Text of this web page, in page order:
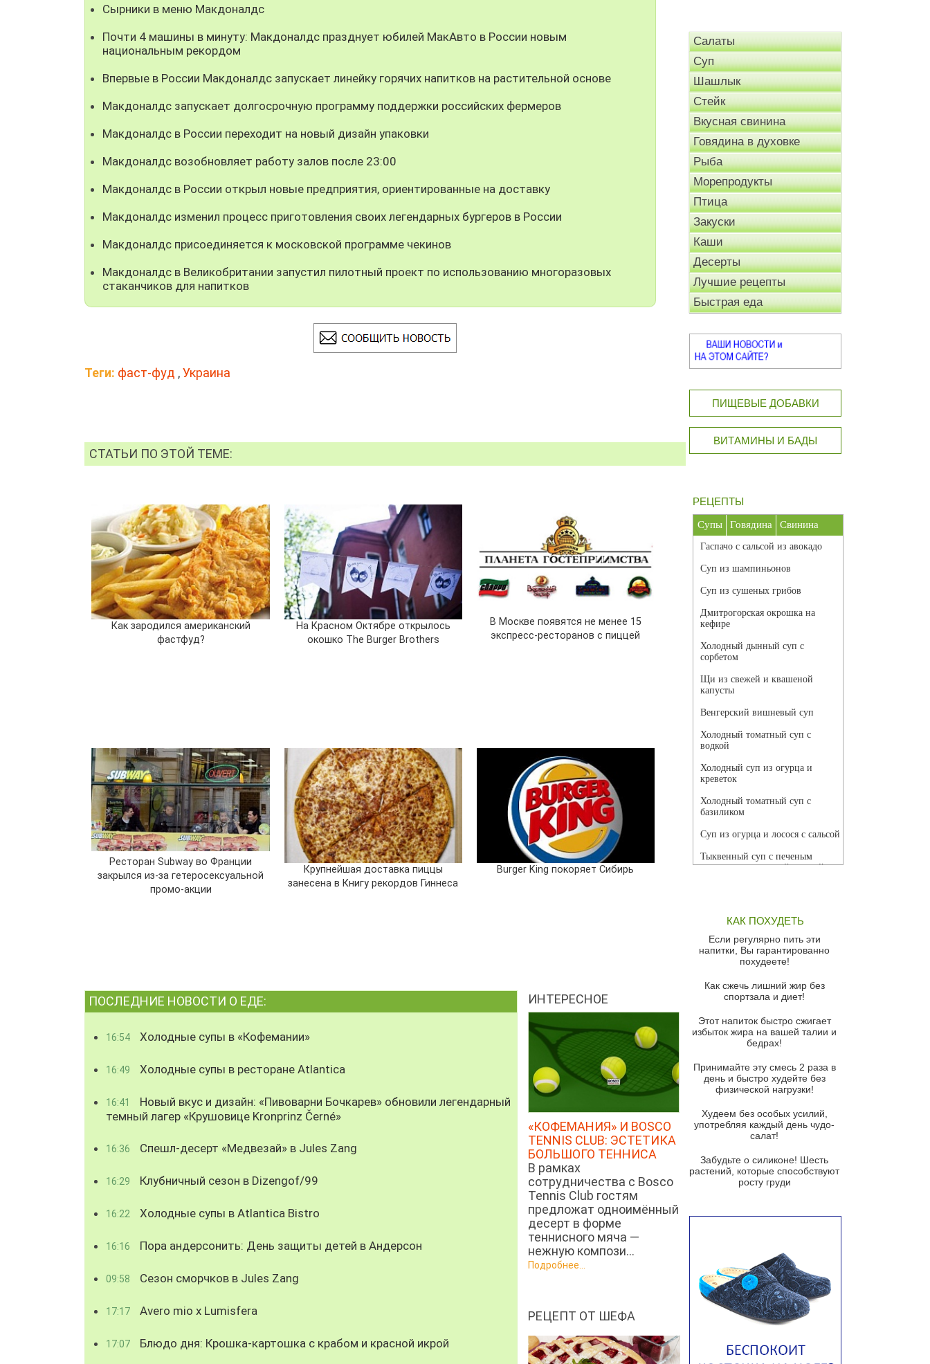
Сырники в меню Макдоналдс
Почти 4 машины в минуту: Макдоналдс празднует юбилей МакАвто в России новым
национальным рекордом
Впервые в России Макдоналдс запускает линейку горячих напитков на растительной основе
Макдоналдс запускает долгосрочную программу поддержки российских фермеров
Макдоналдс в России переходит на новый дизайн упаковки
Макдоналдс возобновляет работу залов после 23:00
Макдоналдс в России открыл новые предприятия, ориентированные на доставку
Макдоналдс изменил процесс приготовления своих легендарных бургеров в России
Макдоналдс присоединяется к московской программе чекинов
Макдоналдс в Великобритании запустил пилотный проект по использованию многоразовых
стаканчиков для напитков
Теги: фаст-фуд ,Украина
СТАТЬИ ПО ЭТОЙ ТЕМЕ:
Как зародился американский
фастфуд?
На Красном Октябре открылось
окошко The Burger Brothers
В Москве появятся не менее 15
экспресс-ресторанов с пиццей
Ресторан Subway во Франции
закрылся из-за гетеросексуальной
промо-акции
Крупнейшая доставка пиццы
занесена в Книгу рекордов Гиннеса
Burger King покоряет Сибирь
ПОСЛЕДНИЕ НОВОСТИ О ЕДЕ:
16:54 Холодные супы в «Кофемании»
16:49 Холодные супы в ресторане Atlantica
16:41
Новый вкус и дизайн: «Пивоварни Бочкарев» обновили легендарный
темный лагер «Крушовице Kronprinz Černé»
16:36 Спешл-десерт «Медвезай» в Jules Zang
16:29 Клубничный сезон в Dizengof/99
16:22 Холодные супы в Atlantica Bistro
16:16 Пора андерсонить: День защиты детей в Андерсон
09:58 Сезон сморчков в Jules Zang
17:17 Avero mio x Lumisfera
17:07 Блюдо дня: Крошка-картошка с крабом и красной икрой
ИНТЕРЕСНОЕ
«КОФЕМАНИЯ» И BOSCO
TENNIS CLUB: ЭСТЕТИКА
БОЛЬШОГО ТЕННИСА
В рамках
сотрудничества с Bosco
Tennis Club гостям
предложат одноимённый
десерт в форме
теннисного мяча —
нежную компози...
Подробнее...
РЕЦЕПТ ОТ ШЕФА
Салаты
Суп
Шашлык
Стейк
Вкусная свинина
Говядина в духовке
Рыба
Морепродукты
Птица
Закуски
Каши
Десерты
Лучшие рецепты
Быстрая еда
ПИЩЕВЫЕ ДОБАВКИ
ВИТАМИНЫ И БАДЫ
РЕЦЕПТЫ
Супы Говядина Свинина
Гаспачо с сальсой из авокадо
Суп из шампиньонов
Суп из сушеных грибов
Дмитрогорская окрошка на
кефире
Холодный дынный суп с
сорбетом
Щи из свежей и квашеной
капусты
Венгерский вишневый суп
Холодный томатный суп с
водкой
Холодный суп из огурца и
креветок
Холодный томатный суп с
базиликом
Суп из огурца и лосося с сальсой
Тыквенный суп с печеным
чесноком и томатной сальсой
красного перца
Парижский луковый суп
Суп из спаржи и горошка с
Суп-крем из цветной капусты
Французский луковый суп
Суп из баклажанов с моцареллой
Грибной крем-суп с кростини с
козьим сыром
Суп мисо с зеленым луком и
тофу
из рукколы
Португальский чесночный суп с
Ирландский картофельный суп
Суп из пастернака
Пряный морковный суп во время
зимних холодов
Американский суп из красной
КАК ПОХУДЕТЬ
Если регулярно пить эти
напитки, Вы гарантированно
похудеете!
Как сжечь лишний жир без
спортзала и диет!
Этот напиток быстро сжигает
избыток жира на вашей талии и
бедрах!
Принимайте эту смесь 2 раза в
день и быстро худейте без
физической нагрузки!
Худеем без особых усилий,
употребляя каждый день чудо-
салат!
Забудьте о силиконе! Шесть
растений, которые способствуют
росту груди